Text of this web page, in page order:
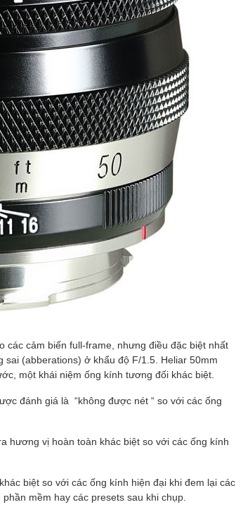
cảm biến full-frame, nhưng điều đặc biệt nhất
sai (abberations) ở khẩu độ F/1.5. Heliar 50mm
một khái niệm ống kính tương đối khác biệt.
đánh giá là “không được nét “ so với các ống
hương vị hoàn toàn khác biệt so với các ống kính
biệt so với các ống kính hiện đại khi đem lại các
mềm hay các presets sau khi chụp.